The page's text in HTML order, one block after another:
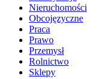
Nieruchomości
Obcojęzyczne
Praca
Prawo
Przemysł
Rolnictwo
Sklepy